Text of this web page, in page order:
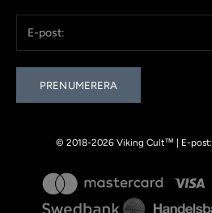
PRENUMERERA
© 2018-2026 Viking Cult™ | E-post: